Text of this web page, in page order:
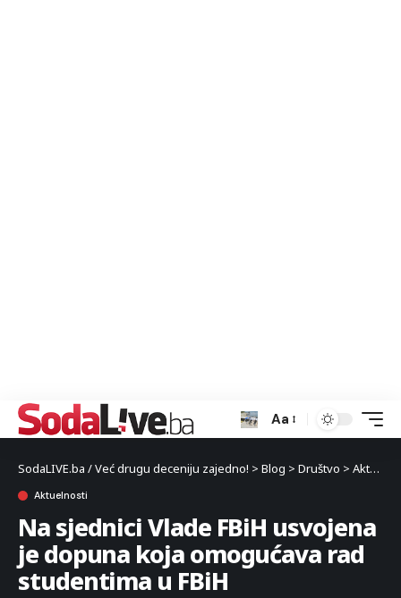
Aa
SodaLIVE.ba / Već drugu deceniju zajedno! > Blog > Društvo > Aktuelnosti
Aktuelnosti
Na sjednici Vlade FBiH usvojena
je dopuna koja omogućava rad
studentima u FBiH